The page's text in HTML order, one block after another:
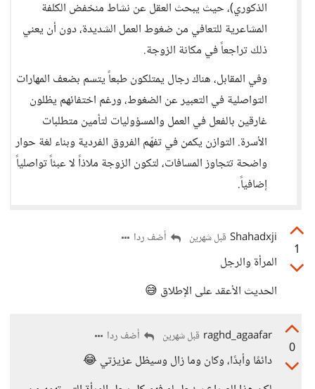
الذكوري)، حيث يبحث العقل عن نشاط منخفض الكلفة
المشاعرية للتعافي من ضغوط العمل الشديدة، دون أن يعني
ذلك تراجعاً في مكانة الزوجة.
وفي المقابل، هناك رجال يمتلكون طبعاً يتسم بضعف المهارات
التواصلية في التعبير عن الضغوط، ورغم اختفائهم يظلون
غارقين بالفعل في العمل والمسؤوليات لتأمين متطلبات
الأسرة. التوازن يكمن في تفهّم الفروق الفردية وبناء لغة حوار
واضحة تتجاوز المسافات، لتكون الزوجة ملاذاً لا عبئاً تواصلياً
إضافياً.
1
Shahadxji قبل شهرين أضف ردا
المرأة والرجل
الحديث الأعقد على الإطلاق 😅
0
raghd_agaafar قبل شهرين أضف ردا
دائمًا وأبدًا، وكان وما زال وسيظل عزيزتي 😂